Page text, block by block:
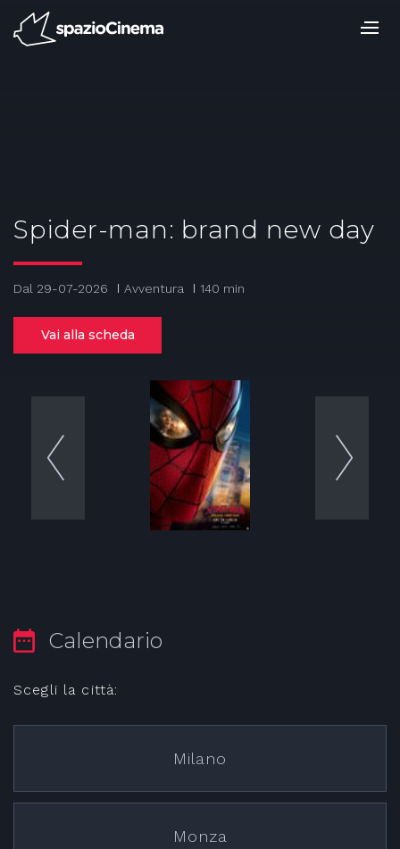
Spider-man: brand new day
Dal 29-07-2026 Avventura 140 min
Vai alla scheda
Calendario
Scegli la città:
Milano
Monza